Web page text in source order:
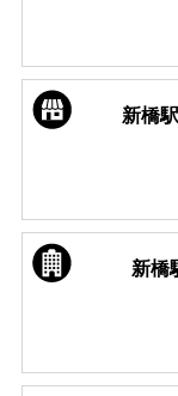
新橋
新橋